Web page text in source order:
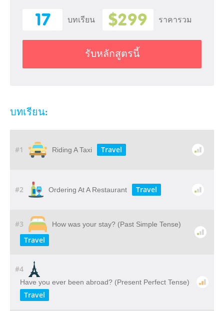
17 บทเรียน $299 ราคารวม
รับหลักสูตรนี้
บทเรียน:
#1 Riding A Taxi Travel
#2 Ordering At A Restaurant Travel
#3 How was your stay? (Past Simple Tense)
Travel
#4
Have you ever been abroad? (Present Perfect Tense)
Travel